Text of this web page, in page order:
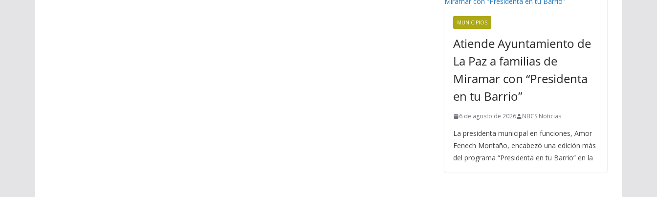
MUNICIPIOS
Atiende Ayuntamiento de
La Paz a familias de
Miramar con “Presidenta
en tu Barrio”
6 de agosto de 2026 NBCS Noticias
La presidenta municipal en funciones, Amor
Fenech Montaño, encabezó una edición más
del programa “Presidenta en tu Barrio” en la